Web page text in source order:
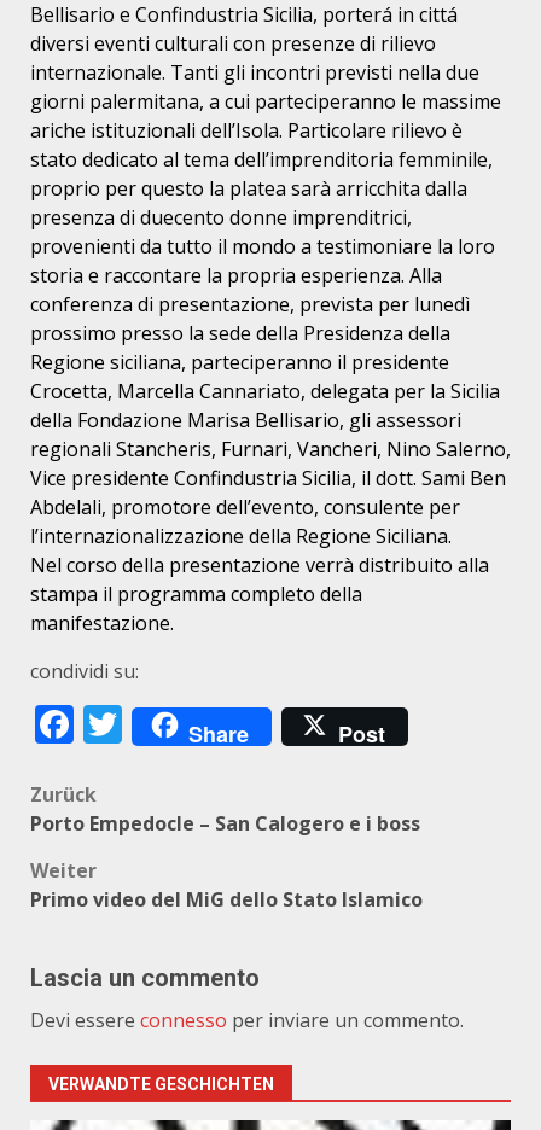
Bellisario e Confindustria Sicilia, porterá in cittá
diversi eventi culturali con presenze di rilievo
internazionale. Tanti gli incontri previsti nella due
giorni palermitana, a cui parteciperanno le massime
ariche istituzionali dell’Isola. Particolare rilievo è
stato dedicato al tema dell’imprenditoria femminile,
proprio per questo la platea sarà arricchita dalla
presenza di duecento donne imprenditrici,
provenienti da tutto il mondo a testimoniare la loro
storia e raccontare la propria esperienza. Alla
conferenza di presentazione, prevista per lunedì
prossimo presso la sede della Presidenza della
Regione siciliana, parteciperanno il presidente
Crocetta, Marcella Cannariato, delegata per la Sicilia
della Fondazione Marisa Bellisario, gli assessori
regionali Stancheris, Furnari, Vancheri, Nino Salerno,
Vice presidente Confindustria Sicilia, il dott. Sami Ben
Abdelali, promotore dell’evento, consulente per
l’internazionalizzazione della Regione Siciliana.
Nel corso della presentazione verrà distribuito alla
stampa il programma completo della
manifestazione.
condividi su:
Facebook
Twitter
Share Post
Beitragsnavigation
Zurück
Porto Empedocle – San Calogero e i boss
Weiter
Primo video del MiG dello Stato Islamico
Lascia un commento
Devi essere connesso per inviare un commento.
VERWANDTE GESCHICHTEN